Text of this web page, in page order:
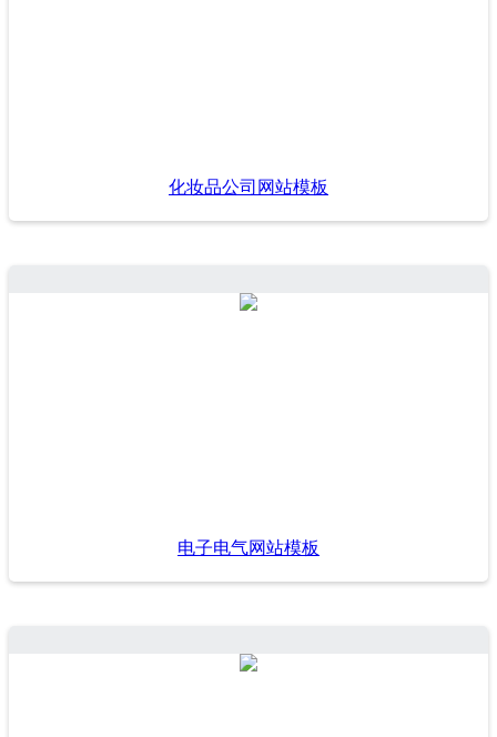
化妆品公司网站模板
电子电气网站模板